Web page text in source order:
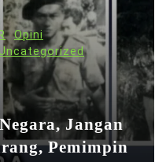
Opini
Jangan
Pemimpin